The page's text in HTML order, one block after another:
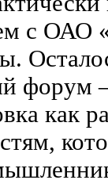
с ОАО
форум
как